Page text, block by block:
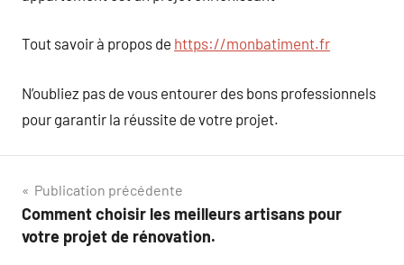
Tout savoir à propos de https://monbatiment.fr
N’oubliez pas de vous entourer des bons professionnels
pour garantir la réussite de votre projet.
Navigation
de
Publication précédente
Comment choisir les meilleurs artisans pour
votre projet de rénovation.